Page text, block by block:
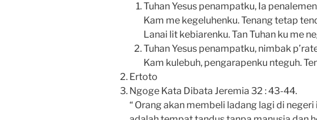
Tuhan Yesus penampatku, Ia
Kam me kegeluhenku. Tenang tetap
Lanai lit kebiarenku. Tan Tuhan ku me
Tuhan Yesus penampatku, nimbak
Kam kulebuh, pengarapenku nteguh.
Ertoto
Ngoge Kata Dibata Jeremia 32 : 43-44.
“ Orang akan membeli ladang lagi di